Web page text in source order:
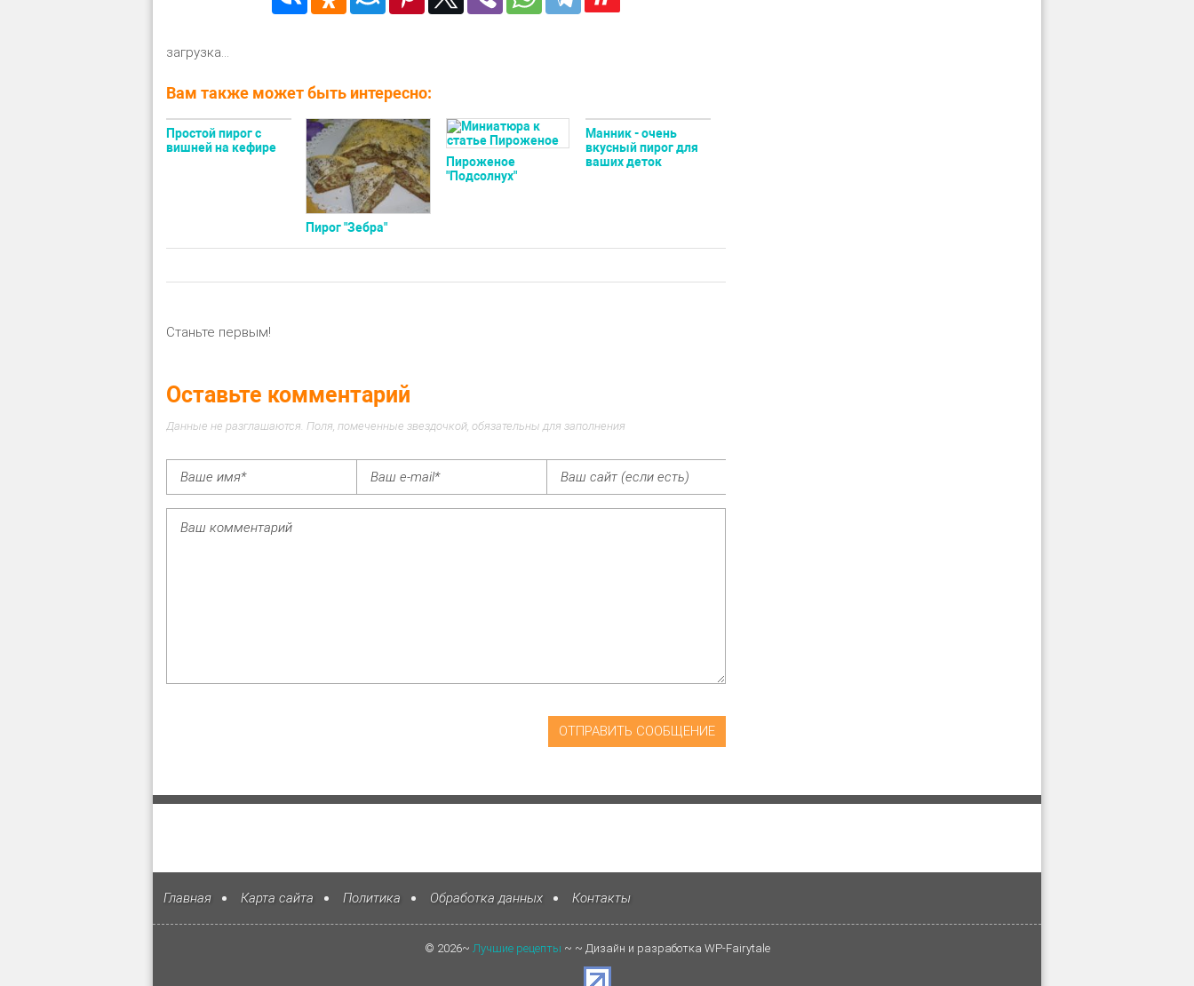
загрузка...
Вам также может быть интересно:
Простой пирог с
вишней на кефире
Пирог "Зебра"
Пироженое
"Подсолнух"
Манник - очень
вкусный пирог для
ваших деток
Станьте первым!
Оставьте комментарий
Данные не разглашаются. Поля, помеченные звездочкой, обязательны для заполнения
Главная Карта сайта Политика Обработка данных Контакты
© 2026~ Лучшие рецепты ~ ~ Дизайн и разработка WP-Fairytale